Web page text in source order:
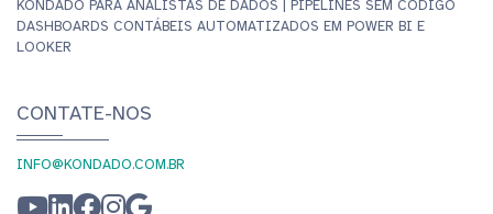
KONDADO PARA ANALISTAS DE DADOS | PIPELINES SEM CÓDIGO
DASHBOARDS CONTÁBEIS AUTOMATIZADOS EM POWER BI E
LOOKER
CONTATE-NOS
INFO@KONDADO.COM.BR